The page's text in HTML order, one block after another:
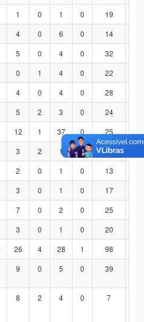
1 0 1 0 19
4 0 6 0 14
5 0 4 0 32
0 1 4 0 22
4 0 4 0 28
5 2 3 0 24
12 1 37 0 25
3 2 1 0 21
2 0 1 0 13
3 0 1 0 17
7 0 2 0 25
3 0 1 0 20
26 4 28 1 98
9 0 5 0 39
8 2 4 0 7